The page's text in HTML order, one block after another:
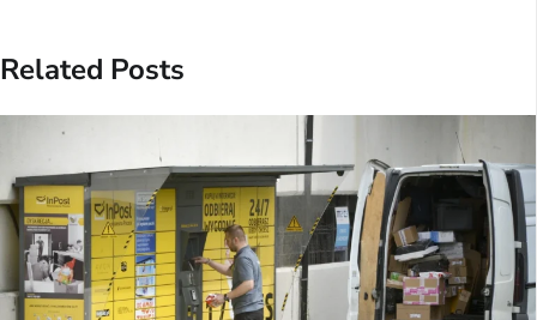
Related Posts